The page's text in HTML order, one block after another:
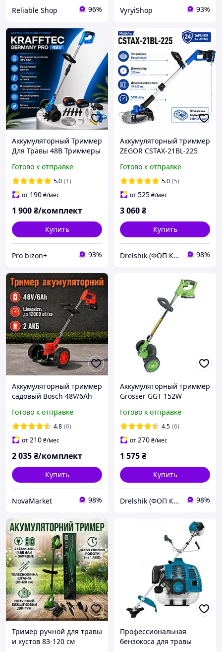
Reliable Shop 96% VyryiShop 93%
Аккумуляторный Триммер
Для Травы 48В Триммеры
для сада Мотокоса для
высокой травы и
кустарников бурьяна
Готово к отправке
5.0 (1)
от 190₴/мес
1 900₴/комплект
Купить
Pro bizon+ 93%
Аккумуляторный триммер
ZEGOR CSTAX-21BL-225
мин, аккум. 21 В*6 А*1
шт., d--реза 320 мм)
Готово к отправке
5.0 (5)
от525₴/мес
3 060₴
Купить
Drelshik (ФОП Ковалев Евгений ) 98%
Аккумуляторный триммер
садовый Bosch 48V/6Ah
дома Электрокоса для
дачи Электрический
триммер для травы
Готово к отправке
4.8 (6)
от210₴/мес
2 035₴/комплект
Купить
NovaMarket 98%
Аккумуляторный триммер
Grosser GGT 152W
Готово к отправке
4.5 (6)
от270₴/мес
1 575₴
Купить
Drelshik (ФОП Ковалев Евгений ) 98%
Тример ручной для травы
и кустов 83-120 см
Профессиональная
бензокоса для травы